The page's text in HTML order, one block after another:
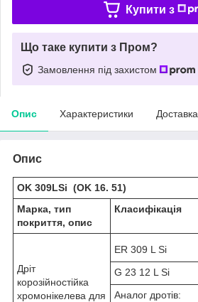
Купити з
Що таке купити з Пром?
Замовлення під захистом
Опис Характеристики Доставка
Опис
OK 309LSi (OK 16. 51)
Марка, тип
покриття, опис
Класифікація
Дріт
корозійностійка
хромонікелева для
ER 309 L Si
G 23 12 L Si
Аналог дротів: